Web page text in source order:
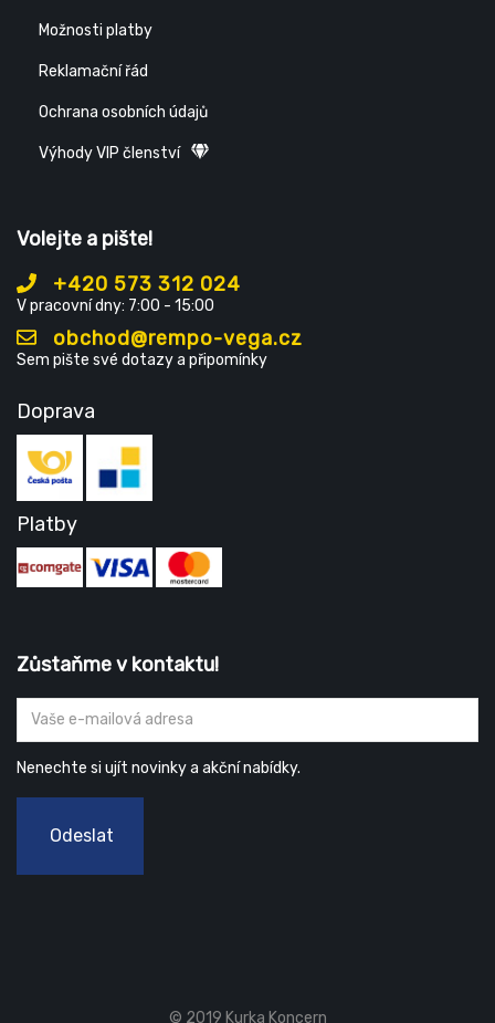
Možnosti platby
Reklamační řád
Ochrana osobních údajů
Výhody VIP členství
Volejte a pište!
+420 573 312 024
V pracovní dny: 7:00 - 15:00
obchod@rempo-vega.cz
Sem pište své dotazy a připomínky
Doprava
Platby
Zůstaňme v kontaktu!
Nenechte si ujít novinky a akční nabídky.
Odeslat
© 2019 Kurka Koncern